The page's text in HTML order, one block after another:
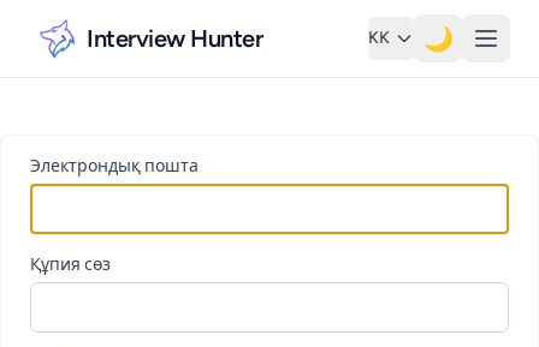
Interview Hunter KK 🌙
Электрондық пошта
Құпия сөз